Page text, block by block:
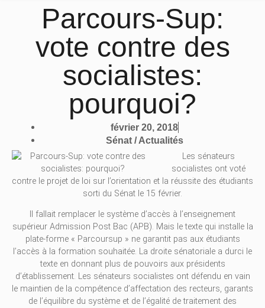
Parcours-Sup:
vote contre des
socialistes:
pourquoi?
février 20, 2018
Sénat / Actualités
Les sénateurs
socialistes ont voté
contre le projet de loi sur l’orientation et la réussite des étudiants
sorti du Sénat le 15 février.
Il fallait remplacer le système d’accès à l’enseignement
supérieur Admission Post Bac (APB). Mais le texte qui installe la
plate-forme « Parcoursup » ne garantit pas aux étudiants
l’accès à la formation souhaitée. La droite sénatoriale a durci le
texte en donnant plus de pouvoirs aux présidents
d’établissement. Les sénateurs socialistes ont défendu en vain
le maintien de la compétence d’affectation des recteurs, garants
de l’équilibre du système et de l’égalité de traitement des